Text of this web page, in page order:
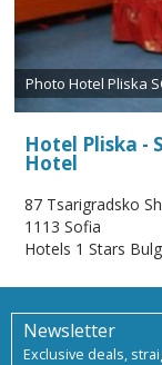
Photo Hotel Pliska
Hotel Pliska -
Hotel
87 Tsarigradsko
1113 Sofia
Hotels 1 Stars
Newsletter
Exclusive deals,